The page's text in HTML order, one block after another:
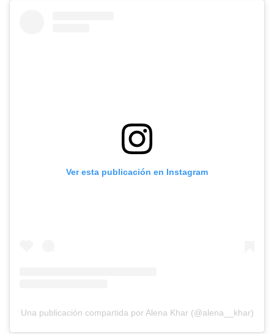
Ver esta publicación en Instagram
Una publicación compartida por Alena Khar (@alena__khar)